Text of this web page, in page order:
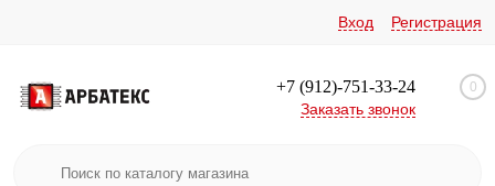
Вход Регистрация
+7 (912)-751-33-24
Заказать звонок
0